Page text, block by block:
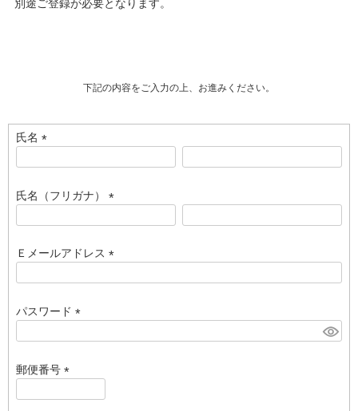
別途ご登録が必要となります。
下記の内容をご入力の上、お進みください。
氏名
須
)
氏名（フリガナ）
須
)
Ｅメールアドレス
)
パスワード
)
郵便番号